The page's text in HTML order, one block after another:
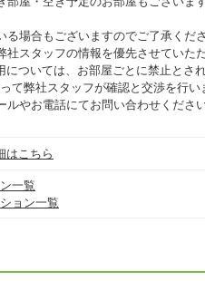
場合もございますのでご了承くださ
スタッフの情報を優先させていただ
ついては、お部屋ごとに禁止とさ
て弊社スタッフが確認と交渉を行い
ルやお電話にてお問い合わせくださ
はこちら
一覧
ョン一覧